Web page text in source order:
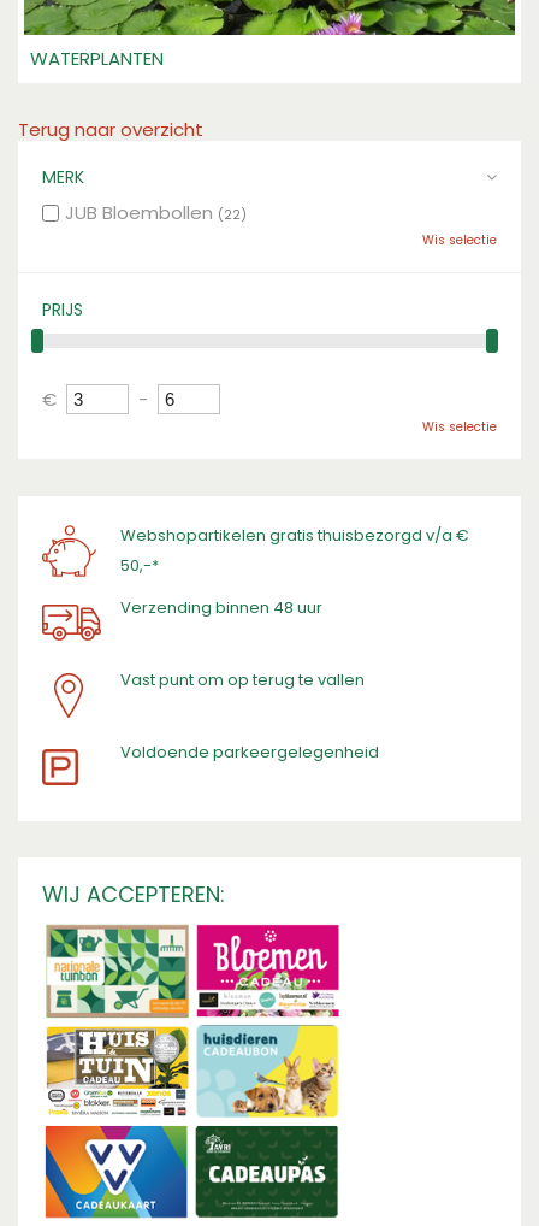
WATERPLANTEN
Terug naar overzicht
MERK
JUB Bloembollen (22)
Wis selectie
PRIJS
€ -
Wis selectie
Webshopartikelen gratis thuisbezorgd v/a €
50,-*
Verzending binnen 48 uur
Vast punt om op terug te vallen
​Voldoende parkeergelegenheid
WIJ ACCEPTEREN: